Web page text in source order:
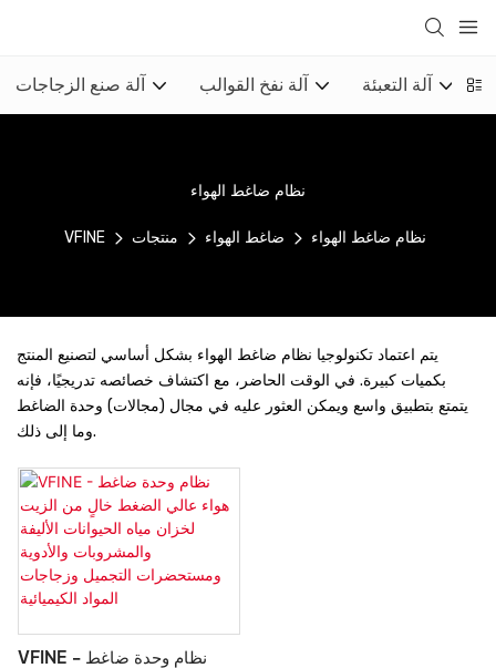
آلة صنع الزجاجات آلة نفخ القوالب آلة التعبئة
نظام ضاغط الهواء
VFINE منتجات ضاغط الهواء نظام ضاغط الهواء
يتم اعتماد تكنولوجيا نظام ضاغط الهواء بشكل أساسي لتصنيع المنتج
بكميات كبيرة. في الوقت الحاضر، مع اكتشاف خصائصه تدريجيًا، فإنه
يتمتع بتطبيق واسع ويمكن العثور عليه في مجال (مجالات) وحدة الضاغط
وما إلى ذلك.
VFINE - نظام وحدة ضاغط